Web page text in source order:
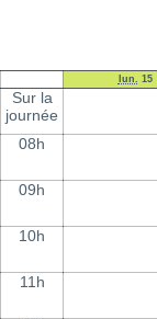
lun. 15
Sur la
journée
08h
09h
10h
11h